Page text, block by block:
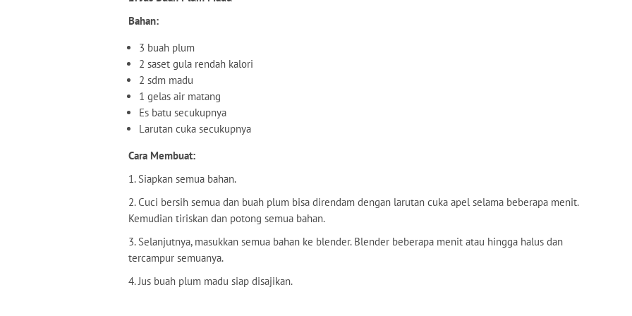
Bahan:
3 buah plum
2 saset gula rendah kalori
2 sdm madu
1 gelas air matang
Es batu secukupnya
Larutan cuka secukupnya
Cara Membuat:
1. Siapkan semua bahan.
2. Cuci bersih semua dan buah plum bisa direndam dengan larutan cuka apel selama beberapa menit.
Kemudian tiriskan dan potong semua bahan.
3. Selanjutnya, masukkan semua bahan ke blender. Blender beberapa menit atau hingga halus dan
tercampur semuanya.
4. Jus buah plum madu siap disajikan.